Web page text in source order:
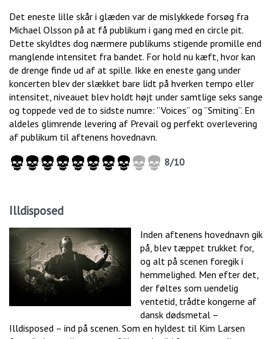
Det eneste lille skår i glæden var de mislykkede forsøg fra
Michael Olsson på at få publikum i gang med en circle pit.
Dette skyldtes dog nærmere publikums stigende promille end
manglende intensitet fra bandet. For hold nu kæft, hvor kan
de drenge finde ud af at spille. Ikke en eneste gang under
koncerten blev der slækket bare lidt på hverken tempo eller
intensitet, niveauet blev holdt højt under samtlige seks sange
og toppede ved de to sidste numre: ”Voices” og ”Smiting”. En
aldeles glimrende levering af Prevail og perfekt overlevering
af publikum til aftenens hovednavn.
8/10
Illdisposed
Inden aftenens hovednavn gik
på, blev tæppet trukket for,
og alt på scenen foregik i
hemmelighed. Men efter det,
der føltes som uendelig
ventetid, trådte kongerne af
dansk dødsmetal –
Illdisposed – ind på scenen. Som en hyldest til Kim Larsen